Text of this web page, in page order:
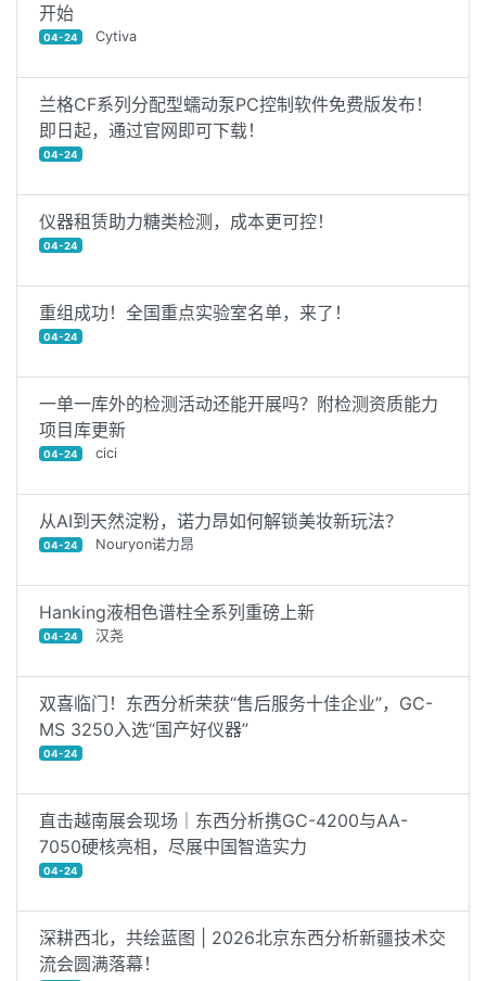
开始
04-24 Cytiva
兰格CF系列分配型蠕动泵PC控制软件免费版发布！
即日起，通过官网即可下载！
04-24
仪器租赁助力糖类检测，成本更可控！
04-24
重组成功！全国重点实验室名单，来了！
04-24
一单一库外的检测活动还能开展吗？附检测资质能力
项目库更新
04-24 cici
从AI到天然淀粉，诺力昂如何解锁美妆新玩法？
04-24 Nouryon诺力昂
Hanking液相色谱柱全系列重磅上新
04-24 汉尧
双喜临门！东西分析荣获“售后服务十佳企业”，GC-
MS 3250入选“国产好仪器”
04-24
直击越南展会现场｜东西分析携GC-4200与AA-
7050硬核亮相，尽展中国智造实力
04-24
深耕西北，共绘蓝图 | 2026北京东西分析新疆技术交
流会圆满落幕！